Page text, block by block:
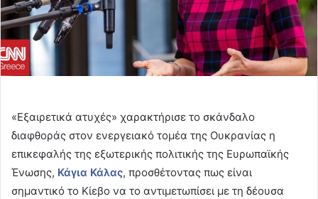
«Εξαιρετικά ατυχές» χαρακτήρισε το σκάνδαλο
διαφθοράς στον ενεργειακό τομέα της Ουκρανίας η
επικεφαλής της εξωτερικής πολιτικής της Ευρωπαϊκής
Ένωσης, Κάγια Κάλας, προσθέτοντας πως είναι
σημαντικό το Κίεβο να το αντιμετωπίσει με τη δέουσα